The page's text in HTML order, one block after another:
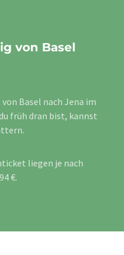
von Basel
Basel nach Jena im
früh dran bist, kannst
liegen je nach
€.